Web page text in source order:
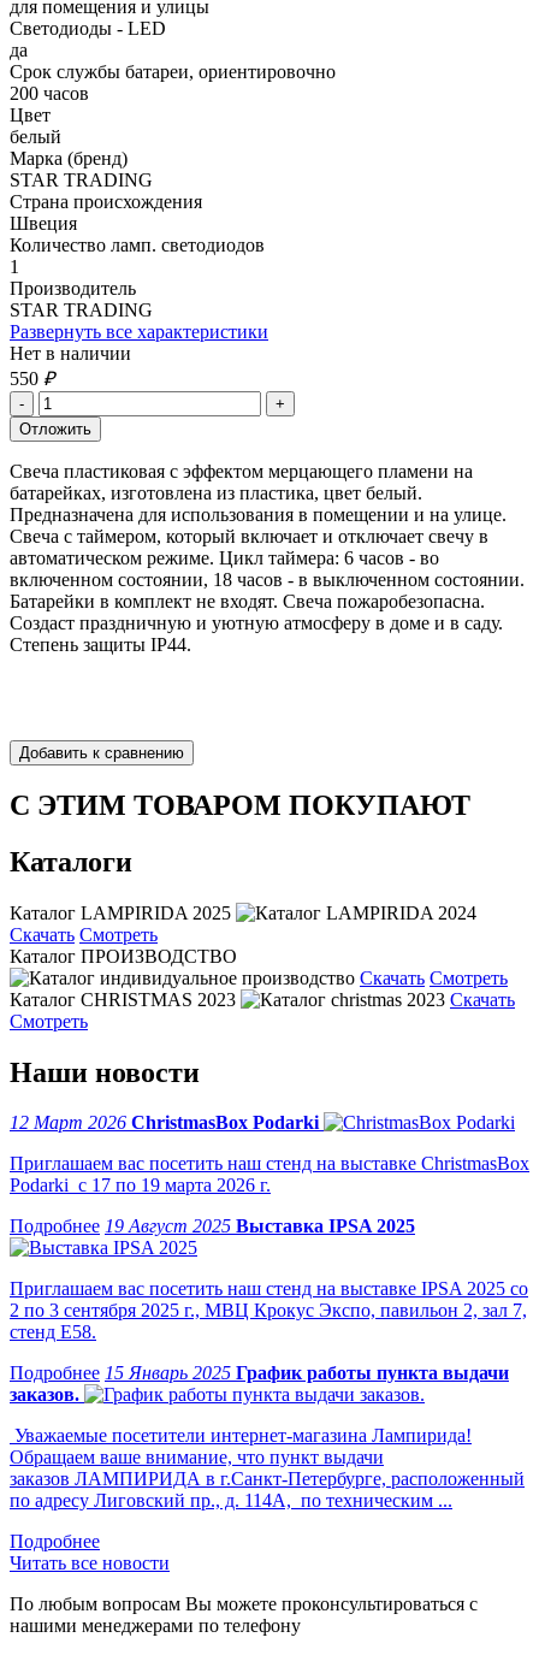
для помещения и улицы
Светодиоды - LED
да
Срок службы батареи, ориентировочно
200 часов
Цвет
белый
Марка (бренд)
STAR TRADING
Страна происхождения
Швеция
Количество ламп. светодиодов
1
Производитель
STAR TRADING
Развернуть все характеристики
Нет в наличии
550 ₽
Свеча пластиковая с эффектом мерцающего пламени на
батарейках, изготовлена из пластика, цвет белый.
Предназначена для использования в помещении и на улице.
Свеча с таймером, который включает и отключает свечу в
автоматическом режиме. Цикл таймера: 6 часов - во
включенном состоянии, 18 часов - в выключенном состоянии.
Батарейки в комплект не входят. Свеча пожаробезопасна.
Создаст праздничную и уютную атмосферу в доме и в саду.
Степень защиты IP44.
С ЭТИМ ТОВАРОМ ПОКУПАЮТ
Каталоги
Каталог LAMPIRIDA 2025
Скачать Смотреть
Каталог ПРОИЗВОДСТВО
Скачать Смотреть
Каталог CHRISTMAS 2023
Скачать
Смотреть
Наши новости
12 Март 2026 ChristmasBox Podarki
Приглашаем вас посетить наш стенд на выставке ChristmasBox
Podarki с 17 по 19 марта 2026 г.
19 Август 2025 Выставка IPSA 2025
Приглашаем вас посетить наш стенд на выставке IPSA 2025 со
2 по 3 сентября 2025 г., МВЦ Крокус Экспо, павильон 2, зал 7,
стенд Е58.
15 Январь 2025 График работы пункта выдачи
заказов.
Уважаемые посетители интернет-магазина Лампирида!
Обращаем ваше внимание, что пункт выдачи
заказов ЛАМПИРИДА в г.Санкт-Петербурге, расположенный
по адресу Лиговский пр., д. 114А, по техническим ...
Читать все новости
По любым вопросам Вы можете проконсультироваться с
нашими менеджерами по телефону